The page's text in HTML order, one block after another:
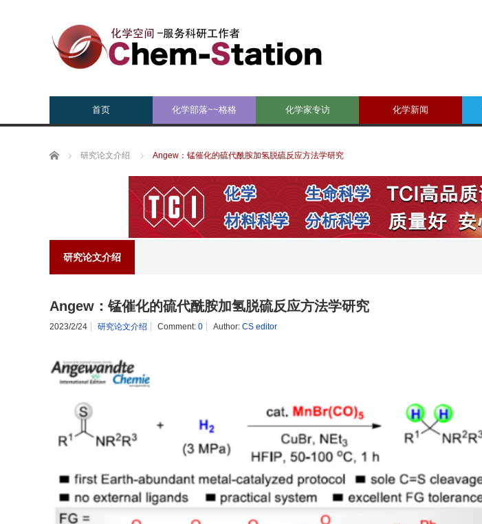
首页 化学部落~~格格 化学家专访 化学新闻
Home 研究论文介绍 Angew：锰催化的硫代酰胺加氢脱硫反应方法学研究
研究论文介绍
Angew：锰催化的硫代酰胺加氢脱硫反应方法学研究
2023/2/24 研究论文介绍 Comment: 0 Author: CS editor